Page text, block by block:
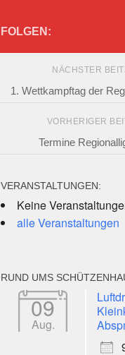
FOLGEN:
NÄCHSTER
1. Wettkampftag der
VORHERIGER
Termine
VERANSTALTUNGEN:
Keine
alle Veranstaltungen
RUND UMS
09
Aug.